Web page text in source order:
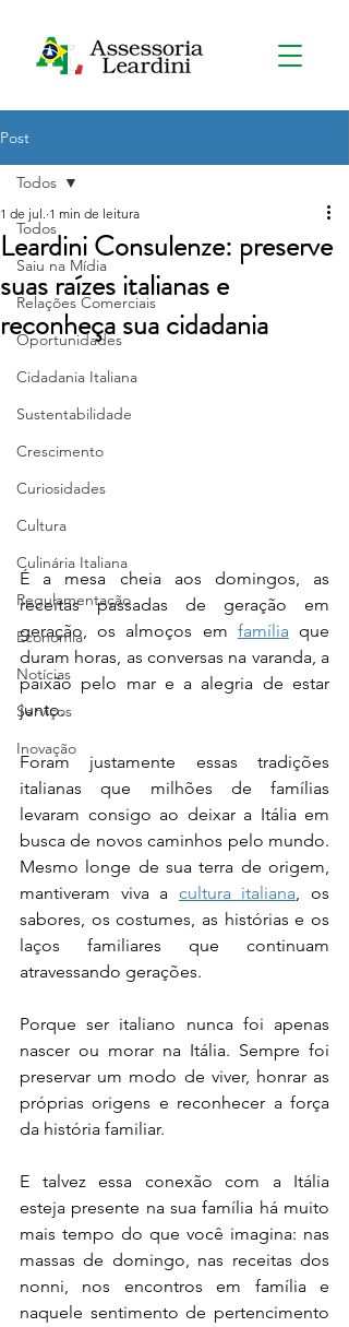
Post
Todos
Saiu na Mídia
Relações Comerciais
Oportunidades
Cidadania Italiana
Sustentabilidade
Crescimento
Curiosidades
Cultura
Culinária Italiana
Regulamentação
Economia
Notícias
Serviços
Inovação
Todos
Leardini Consulenze: preserve
suas raízes italianas e
reconheça sua cidadania
1 de jul. 1 min de leitura
É a mesa cheia aos domingos, as
receitas passadas de geração em
geração, os almoços em família que
duram horas, as conversas na varanda, a
paixão pelo mar e a alegria de estar
junto.
Foram justamente essas tradições
italianas que milhões de famílias
levaram consigo ao deixar a Itália em
busca de novos caminhos pelo mundo.
Mesmo longe de sua terra de origem,
mantiveram viva a cultura italiana, os
sabores, os costumes, as histórias e os
laços familiares que continuam
atravessando gerações.
Porque ser italiano nunca foi apenas
nascer ou morar na Itália. Sempre foi
preservar um modo de viver, honrar as
próprias origens e reconhecer a força
da história familiar.
E talvez essa conexão com a Itália
esteja presente na sua família há muito
mais tempo do que você imagina: nas
massas de domingo, nas receitas dos
nonni, nos encontros em família e
naquele sentimento de pertencimento